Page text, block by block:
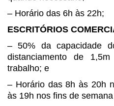
– Horário das 6h às 22h;
ESCRITÓRIOS
– 50% da capacidade
distanciamento de
trabalho; e
– Horário das 8h às 20h
às 19h nos fins de